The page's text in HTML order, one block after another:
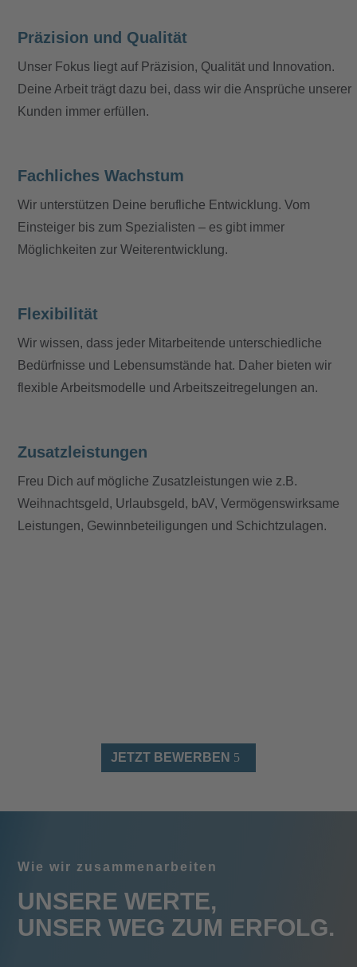
Präzision und Qualität
Unser Fokus liegt auf Präzision, Qualität und Innovation.
Deine Arbeit trägt dazu bei, dass wir die Ansprüche unserer
Kunden immer erfüllen.
Fachliches Wachstum
Wir unterstützen Deine berufliche Entwicklung. Vom
Einsteiger bis zum Spezialisten – es gibt immer
Möglichkeiten zur Weiterentwicklung.
Flexibilität
Wir wissen, dass jeder Mitarbeitende unterschiedliche
Bedürfnisse und Lebensumstände hat. Daher bieten wir
flexible Arbeitsmodelle und Arbeitszeitregelungen an.
Zusatzleistungen
Freu Dich auf mögliche Zusatzleistungen wie z.B.
Weihnachtsgeld, Urlaubsgeld, bAV, Vermögenswirksame
Leistungen, Gewinnbeteiligungen und Schichtzulagen.
JETZT BEWERBEN
Wie wir zusammenarbeiten
UNSERE WERTE,
UNSER WEG ZUM ERFOLG.